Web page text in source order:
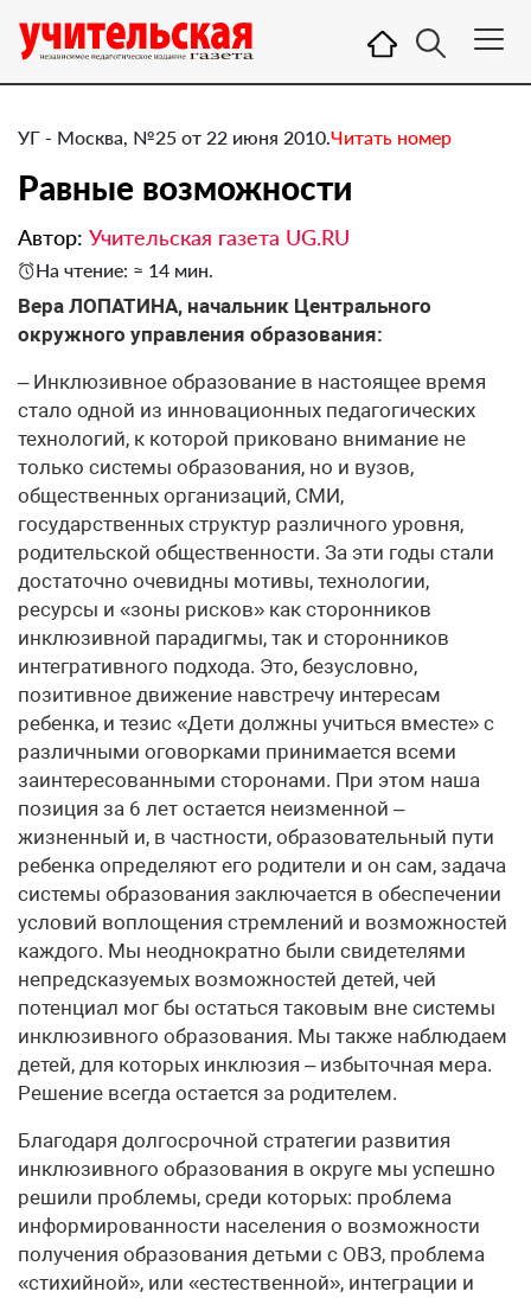
УГ - Москва, №25 от 22 июня 2010.Читать номер
Равные возможности
Автор: Учительская газета UG.RU
На чтение: ≈ 14 мин.
Вера ЛОПАТИНА, начальник Центрального
окружного управления образования:
– Инклюзивное образование в настоящее время
стало одной из инновационных педагогических
технологий, к которой приковано внимание не
только системы образования, но и вузов,
общественных организаций, СМИ,
государственных структур различного уровня,
родительской общественности. За эти годы стали
достаточно очевидны мотивы, технологии,
ресурсы и «зоны рисков» как сторонников
инклюзивной парадигмы, так и сторонников
интегративного подхода. Это, безусловно,
позитивное движение навстречу интересам
ребенка, и тезис «Дети должны учиться вместе» с
различными оговорками принимается всеми
заинтересованными сторонами. При этом наша
позиция за 6 лет остается неизменной –
жизненный и, в частности, образовательный пути
ребенка определяют его родители и он сам, задача
системы образования заключается в обеспечении
условий воплощения стремлений и возможностей
каждого. Мы неоднократно были свидетелями
непредсказуемых возможностей детей, чей
потенциал мог бы остаться таковым вне системы
инклюзивного образования. Мы также наблюдаем
детей, для которых инклюзия – избыточная мера.
Решение всегда остается за родителем.
Благодаря долгосрочной стратегии развития
инклюзивного образования в округе мы успешно
решили проблемы, среди которых: проблема
информированности населения о возможности
получения образования детьми с ОВЗ, проблема
«стихийной», или «естественной», интеграции и